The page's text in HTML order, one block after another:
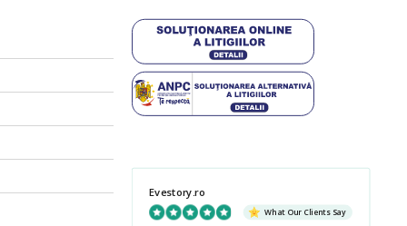
Evestory.ro
What Our Clients Say